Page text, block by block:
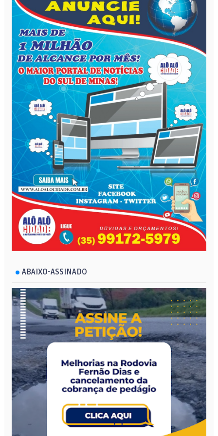
ABAIXO-ASSINADO